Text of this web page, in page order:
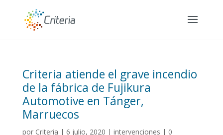
Criteria atiende el grave incendio
de la fábrica de Fujikura
Automotive en Tánger,
Marruecos
por Criteria | 6 julio, 2020 | intervenciones | 0